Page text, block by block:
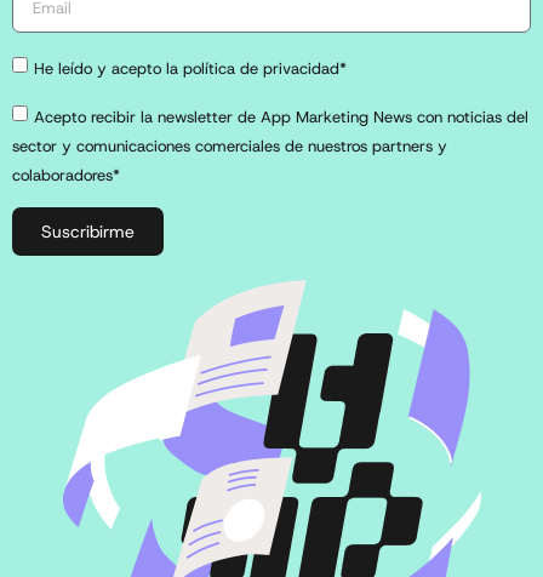
He leído y acepto la política de privacidad*
Acepto recibir la newsletter de App Marketing News con noticias del
sector y comunicaciones comerciales de nuestros partners y
colaboradores*
Suscribirme